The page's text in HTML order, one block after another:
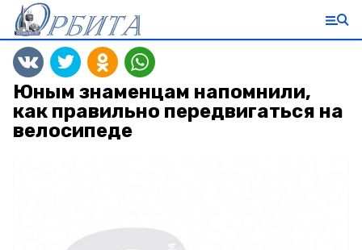
Юным знаменцам напомнили,
как правильно передвигаться на
велосипеде